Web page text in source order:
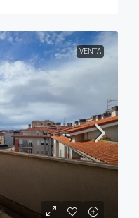
VENTA